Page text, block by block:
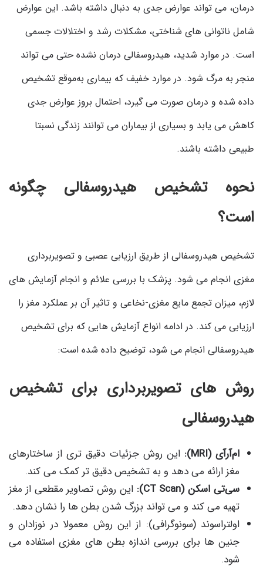
درمان، می تواند عوارض جدی به دنبال داشته باشد. این عوارض
شامل ناتوانی های شناختی، مشکلات رشد و اختلالات جسمی
است. در موارد شدید، هیدروسفالی درمان ‌نشده حتی می تواند
منجر به مرگ شود. در موارد خفیف که بیماری به‌موقع تشخیص
داده شده و درمان صورت می گیرد، احتمال بروز عوارض جدی
کاهش می یابد و بسیاری از بیماران می توانند زندگی نسبتا
طبیعی داشته باشند.
نحوه تشخیص هیدروسفالی چگونه
است؟
تشخیص هیدروسفالی از طریق ارزیابی عصبی و تصویربرداری
مغزی انجام می شود. پزشک با بررسی علائم و انجام آزمایش های
لازم، میزان تجمع مایع مغزی-نخاعی و تاثیر آن بر عملکرد مغز را
ارزیابی می کند. در ادامه انواع آزمایش هایی که برای تشخیص
هیدروسفالی انجام می شود، توضیح داده شده است:
روش های تصویربرداری برای تشخیص
هیدروسفالی
ام‌آر‌آی (MRI):
این روش جزئیات دقیق ‌تری از ساختارهای
مغز ارائه می دهد و به تشخیص دقیق ‌تر کمک می کند.
سی‌تی اسکن (CT Scan):
این روش تصاویر مقطعی از مغز
تهیه می کند و می تواند بزرگ شدن بطن ها را نشان دهد.
اولتراسوند (سونوگرافی): از این روش معمولا در نوزادان و
جنین ها برای بررسی اندازه بطن های مغزی استفاده می
شود.